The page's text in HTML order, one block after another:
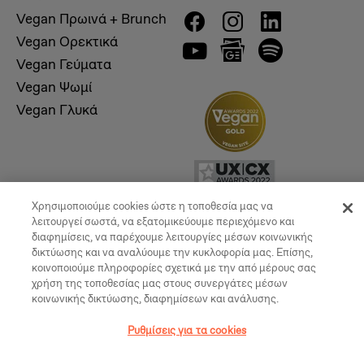
Vegan Πρωινά + Brunch
Vegan Ορεκτικά
Vegan Γεύματα
Vegan Ψωμί
Vegan Γλυκά
© 2026, Vegan Times. All Rights Reserved
Χρησιμοποιούμε cookies ώστε η τοποθεσία μας να
λειτουργεί σωστά, να εξατομικεύουμε περιεχόμενο και
διαφημίσεις, να παρέχουμε λειτουργίες μέσων κοινωνικής
δικτύωσης και να αναλύουμε την κυκλοφορία μας. Επίσης,
κοινοποιούμε πληροφορίες σχετικά με την από μέρους σας
χρήση της τοποθεσίας μας στους συνεργάτες μέσων
κοινωνικής δικτύωσης, διαφημίσεων και ανάλυσης.
Ρυθμίσεις για τα cookies